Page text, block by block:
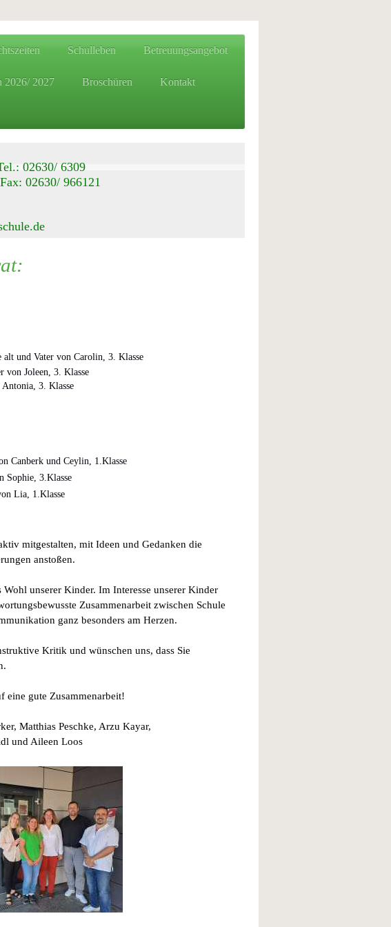
Schulleben Betreuungsangebot
2026/ 2027 Broschüren Kontakt
6309
966121
alt und Vater von Carolin, 3. Klasse
von Joleen, 3. Klasse
3. Klasse
Canberk und Ceylin, 1.Klasse
Sophie, 3.Klasse
Lia, 1.Klasse
mitgestalten, mit Ideen und Gedanken die
anstoßen.
unserer Kinder. Im Interesse unserer Kinder
Zusammenarbeit zwischen Schule
ganz besonders am Herzen.
Kritik und wünschen uns, dass Sie
eine gute Zusammenarbeit!
Matthias Peschke, Arzu Kayar,
und Aileen Loos